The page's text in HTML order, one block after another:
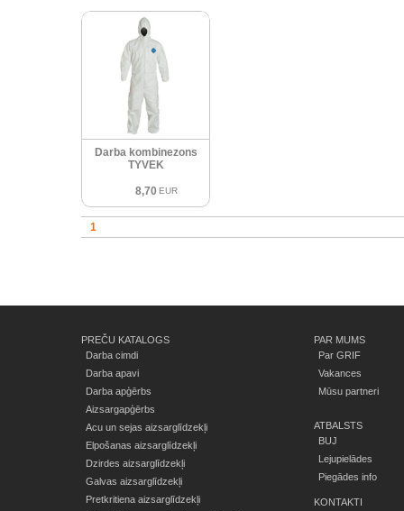
Darba kombinezons
TYVEK
8,70 EUR
1
PREČU KATALOGS
Darba cimdi
Darba apavi
Darba apģērbs
Aizsargapģērbs
Acu un sejas aizsarglīdzekļi
Elpošanas aizsarglīdzekļi
Dzirdes aizsarglīdzekļi
Galvas aizsarglīdzekļi
Pretkritiena aizsarglīdzekļi
PAR MUMS
Par GRIF
Vakances
Mūsu partneri
ATBALSTS
BUJ
Lejupielādes
Piegādes info
KONTAKTI